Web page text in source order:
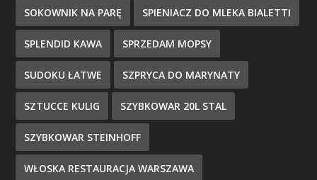
SOKOWNIK NA PARĘ SPIENIACZ DO MLEKA BIALETTI
SPLENDID KAWA SPRZEDAM MOPSY
SUDOKU ŁATWE SZPRYCA DO MARYNATY
SZTUCCE KULIG SZYBKOWAR 20L STAL
SZYBKOWAR STEINHOFF
WŁOSKA RESTAURACJA WARSZAWA